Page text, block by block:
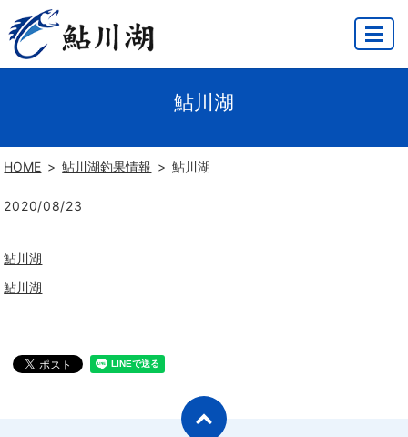
MENU
鮎川湖
HOME 鮎川湖釣果情報 鮎川湖
2020/08/23
鮎川湖
鮎川湖